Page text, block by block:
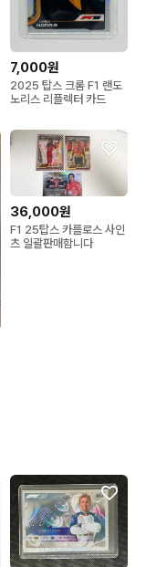
7,000원
2025 탑스 크롬 F1 랜도
노리스 리플렉터 카드
36,000원
F1 25탑스 카를로스 사인
츠 일괄판매함니다